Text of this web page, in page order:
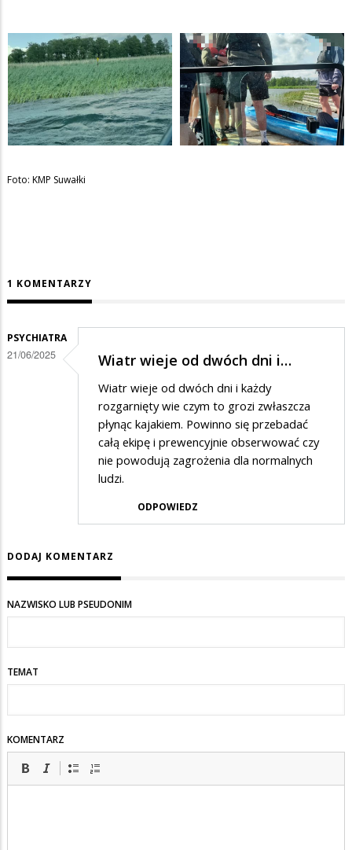
Foto: KMP Suwałki
1 KOMENTARZY
PSYCHIATRA
21/06/2025 Wiatr wieje od dwóch dni i…
Wiatr wieje od dwóch dni i każdy
rozgarnięty wie czym to grozi zwłaszcza
płynąc kajakiem. Powinno się przebadać
całą ekipę i prewencyjnie obserwować czy
nie powodują zagrożenia dla normalnych
ludzi.
ODPOWIEDZ
DODAJ KOMENTARZ
NAZWISKO LUB PSEUDONIM
TEMAT
KOMENTARZ